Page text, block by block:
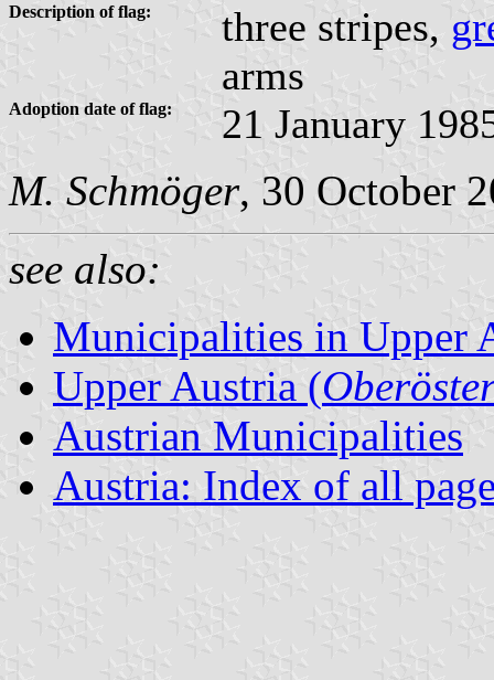
Description of flag: three stripes,
arms
Adoption date of flag: 21 January
M. Schmöger, 30 October
see also:
Municipalities in Upper
Upper Austria (
Austrian Municipalities
Austria: Index of all